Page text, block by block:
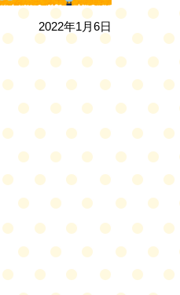
2022年1月6日